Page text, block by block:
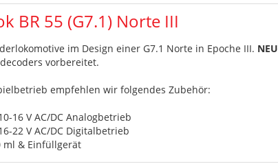
BR 55 (G7.1) Norte III
im Design einer G7.1 Norte in Epoche III. NEU
vorbereitet.
empfehlen wir folgendes Zubehör:
16 V AC/DC Analogbetrieb
22 V AC/DC Digitalbetrieb
ml & Einfüllgerät